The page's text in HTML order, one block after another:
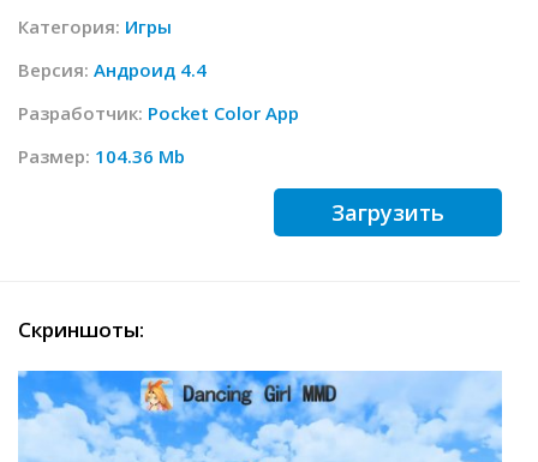
Категория: Игры
Версия: Андроид 4.4
Разработчик: Pocket Color App
Размер: 104.36 Mb
Загрузить
Скриншоты: